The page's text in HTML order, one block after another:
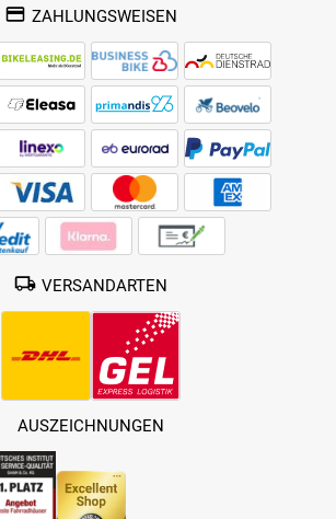
ZAHLUNGSWEISEN
VERSANDARTEN
AUSZEICHNUNGEN